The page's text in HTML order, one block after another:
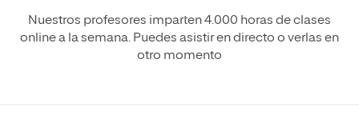
Nuestros profesores imparten 4.000 horas de clases
online a la semana. Puedes asistir en directo o verlas en
otro momento